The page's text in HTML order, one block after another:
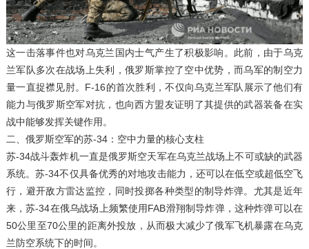
这一击落事件也对乌克兰国内士气产生了积极影响。此前，由于乌克
兰军队多次在战场上失利，俄罗斯掌控了空中优势，而乌军的制空力
量一直捉襟见肘。F-16的首次胜利，不仅向乌克兰军队展示了他们有
能力与俄罗斯空军对抗，也向西方盟友证明了其提供的武器装备在实
战中能够发挥关键作用。
二、俄罗斯空军的苏-34：空中力量的核心支柱
苏-34战斗轰炸机一直是俄罗斯空天军在乌克兰战场上不可或缺的武器
系统。苏-34不仅具备优秀的对地攻击能力，还可以在低空或超低空飞
行，避开敌方雷达监控，同时投掷各种类型的制导炸弹。尤其是近年
来，苏-34在俄乌战场上频繁使用FAB滑翔制导炸弹，这种炸弹可以在
50公里至70公里的距离外投放，从而极大减少了俄军飞机暴露在乌克
兰防空系统下的时间。